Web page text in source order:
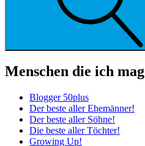
Menschen die ich mag
Blogger 50plus
Der beste aller Ehemänner!
Der beste aller Söhne!
Die beste aller Töchter!
Growing Up!